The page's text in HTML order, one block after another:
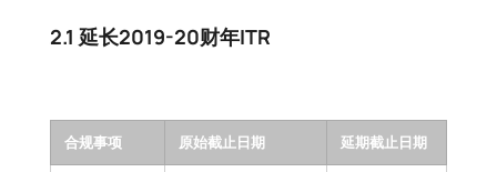
2.1 延长2019-20财年ITR
合规事项 原始截止日期 延期截止日期